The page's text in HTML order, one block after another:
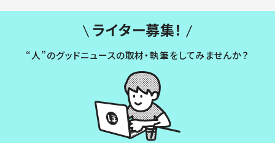
ライター募集！
“人”のグッドニュースの取材・執筆をしてみませんか？